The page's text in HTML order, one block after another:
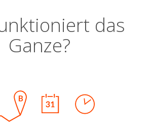
das
Ganze?